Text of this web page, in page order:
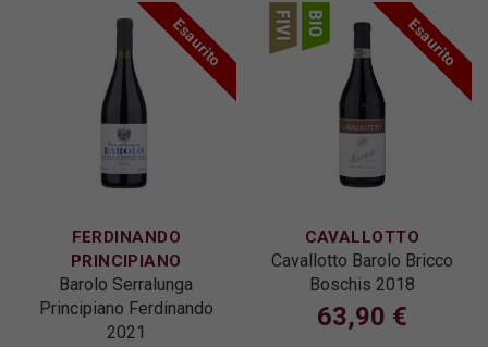
Esaurito
FERDINANDO
PRINCIPIANO
Barolo Serralunga
Principiano Ferdinando
2021
Esaurito
CAVALLOTTO
Cavallotto Barolo Bricco
Boschis 2018
63,90 €